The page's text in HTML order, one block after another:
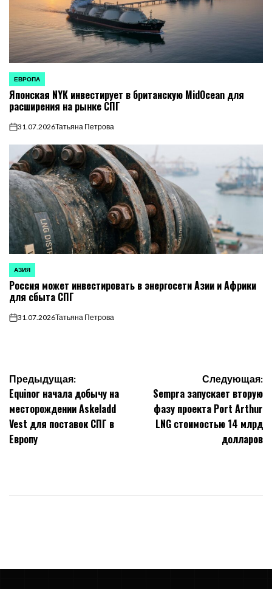
ОПУБЛИКОВАНО
В
ЕВРОПА
Японская NYK инвестирует в британскую MidOcean для
расширения на рынке СПГ
on31.07.2026Татьяна Петрова
ОПУБЛИКОВАНО
В
АЗИЯ
Россия может инвестировать в энергосети Азии и Африки
для сбыта СПГ
on31.07.2026Татьяна Петрова
Навигация
по
записям
Предыдущая:
Equinor начала добычу на
месторождении Askeladd
Vest для поставок СПГ в
Европу
Следующая:
Sempra запускает вторую
фазу проекта Port Arthur
LNG стоимостью 14 млрд
долларов